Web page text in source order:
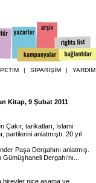
| SİPARİŞİM | YARDIM
Kitap, 9 Şubat 2011
Çakır, tarikatları, İslami
partilerini anlatmıştı. 20 yıl
Paşa Dergahını anlatmış.
Dergahı’nı...
bireyler nice aşama ve